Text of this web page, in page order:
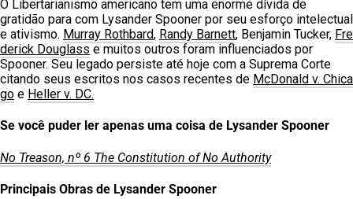
O Libertarianismo americano tem uma enorme dívida de
gratidão para com Lysander Spooner por seu esforço intelectual
e ativismo. Murray Rothbard, Randy Barnett, Benjamin Tucker, Fre
derick Douglass e muitos outros foram influenciados por
Spooner. Seu legado persiste até hoje com a Suprema Corte
citando seus escritos nos casos recentes de McDonald v. Chica
go e Heller v. DC.
Se você puder ler apenas uma coisa de Lysander Spooner
No Treason, nº 6 The Constitution of No Authority
Principais Obras de Lysander Spooner